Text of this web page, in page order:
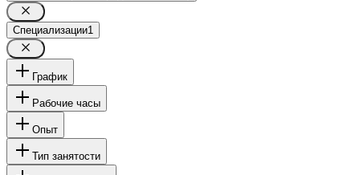
Специализации1
График
Рабочие часы
Опыт
Тип занятости